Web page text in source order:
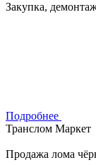
Закупка,
Подробнее
Транслом Маркет
Продажа лома